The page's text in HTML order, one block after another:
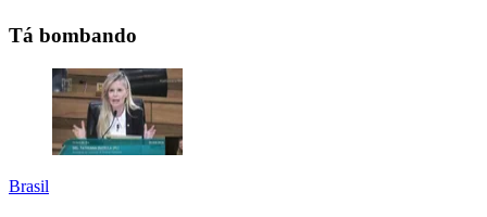
Tá bombando
Brasil